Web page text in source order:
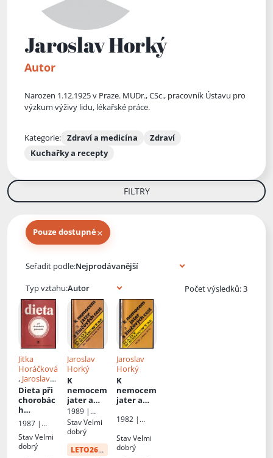
Jaroslav Horký
Autor
Narozen 1.12.1925 v Praze. MUDr., CSc., pracovník Ústavu pro
výzkum výživy lidu, lékařské práce.
Kategorie: Zdraví a medicína
Zdraví
Kuchařky a recepty
FILTRY
Pouze dostupné×
Seřadit podle:
Typ vztahu:
Počet výsledků: 3
Jitka
Horáčková
, Jaroslav
Horký
Dieta při
chorobác
h
jaterních
1987 |
Avicenum
StavVelmi
dobrý
Jaroslav
Horký
K
nemocem
jater a
žlučových
cest:
Rady
nemocný
m
1989 |
Avicenum
StavVelmi
dobrý
LETO26od: 34 Kč
Jaroslav
Horký
K
nemocem
jater a
cest
1982 |
StavVelmi
dobrý